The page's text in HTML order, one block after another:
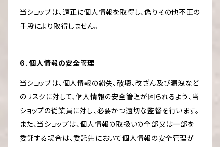
当ショップは、適正に個人情報を取得し、偽りその他不正の
手段により取得しません。
6. 個人情報の安全管理
当ショップは、個人情報の紛失、破壊、改ざん及び漏洩など
のリスクに対して、個人情報の安全管理が図られるよう、当
ショップの従業員に対し、必要かつ適切な監督を行います。
また、当ショップは、個人情報の取扱いの全部又は一部を
委託する場合は、委託先において個人情報の安全管理が